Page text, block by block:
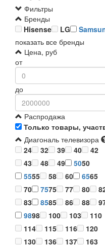
Фильтры
Бренды
Hisense
LG
показать все бренды
Цена, руб
от
до
Распродажа
Только товары,
Диагональ телевизора
24
32 39 40
42
43
48 49 5050
5555 58 60 6565
70
7575 77 80
83
8585 86 88
9898 100 103
110
114
115 116
120
130
136 137
163